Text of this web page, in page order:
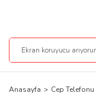
Anasayfa Cep